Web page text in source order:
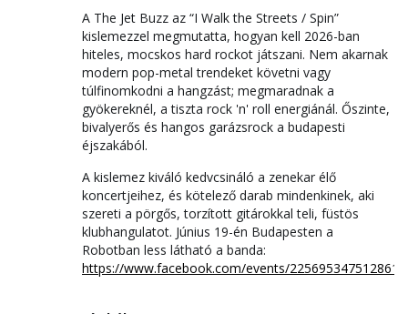
A The Jet Buzz az “I Walk the Streets / Spin”
kislemezzel megmutatta, hogyan kell 2026-ban
hiteles, mocskos hard rockot játszani. Nem akarnak
modern pop-metal trendeket követni vagy
túlfinomkodni a hangzást; megmaradnak a
gyökereknél, a tiszta rock 'n' roll energiánál. Őszinte,
bivalyerős és hangos garázsrock a budapesti
éjszakából.
A kislemez kiváló kedvcsináló a zenekar élő
koncertjeihez, és kötelező darab mindenkinek, aki
szereti a pörgős, torzított gitárokkal teli, füstös
klubhangulatot. Június 19-én Budapesten a
Robotban less látható a banda:
https://www.facebook.com/events/2256953475128616